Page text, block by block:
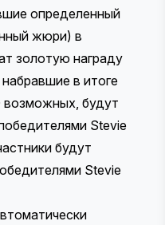
определенный
жюри) в
золотую награду
в итоге
возможных, будут
Stevie
будут
Stevie